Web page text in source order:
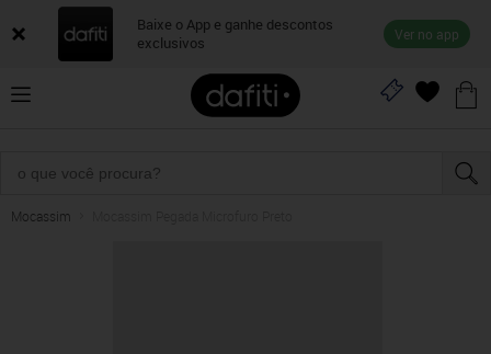
Baixe o App e ganhe descontos
exclusivos
Ver no app
Mocassim